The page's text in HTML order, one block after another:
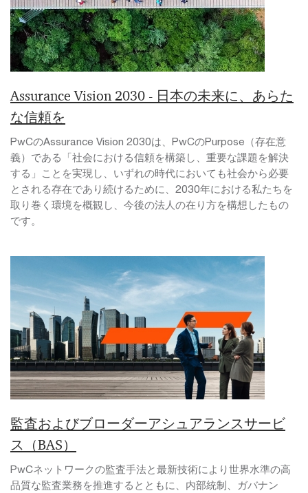
Assurance Vision 2030 - 日本の未来に、あらた
な信頼を
PwCのAssurance Vision 2030は、PwCのPurpose（存在意
義）である「社会における信頼を構築し、重要な課題を解決
する」ことを実現し、いずれの時代においても社会から必要
とされる存在であり続けるために、2030年における私たちを
取り巻く環境を概観し、今後の法人の在り方を構想したもの
です。
監査およびブローダーアシュアランスサービ
ス（BAS）
PwCネットワークの監査手法と最新技術により世界水準の高
品質な監査業務を推進するとともに、内部統制、ガバナン